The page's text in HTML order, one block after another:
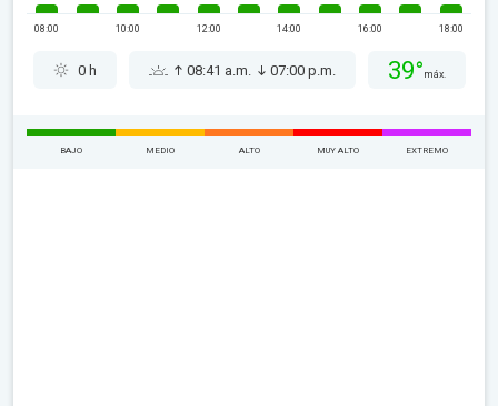
08:00 10:00 12:00 14:00 16:00 18:00
0 h 08:41 a.m. 07:00 p.m. 39° máx.
BAJO MEDIO ALTO MUY ALTO EXTREMO